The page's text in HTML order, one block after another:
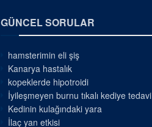
GÜNCEL SORULAR
hamsterimin eli şiş
Kanarya hastalık
kopeklerde hipotroidi
İyileşmeyen burnu tıkalı kediye tedavi
Kedinin kulağındaki yara
İlaç yan etkisi